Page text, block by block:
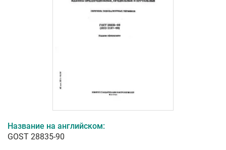
Название на английском:
GOST 28835-90